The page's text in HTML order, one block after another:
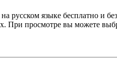
русском языке бесплатно и
При просмотре вы можете